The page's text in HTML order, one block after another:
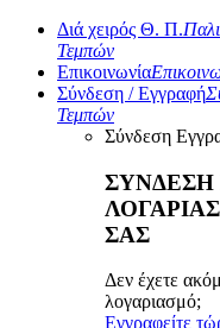
Διά χειρός Θ. Π.
Τεμπών
Επικοινωνία
Σύνδεση / Εγγραφή
Τεμπών
Σύνδεση
ΣΥΝΔΕΣΗ
ΣΑΣ
Δεν έχετε
λογαριασμό;
Εγγραφείτε